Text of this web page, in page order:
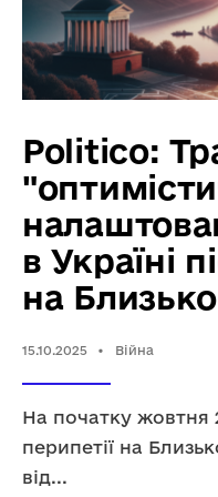
Politico:
в Україні
на
15.10.2025 • Війна
На початку жовтня
перипетії на
від...